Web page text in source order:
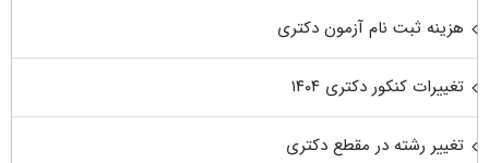
هزینه ثبت نام آزمون دکتری
تغییرات کنکور دکتری ۱۴۰۴
تغییر رشته در مقطع دکتری